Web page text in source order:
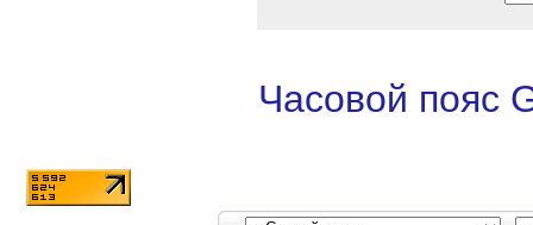
Часовой пояс